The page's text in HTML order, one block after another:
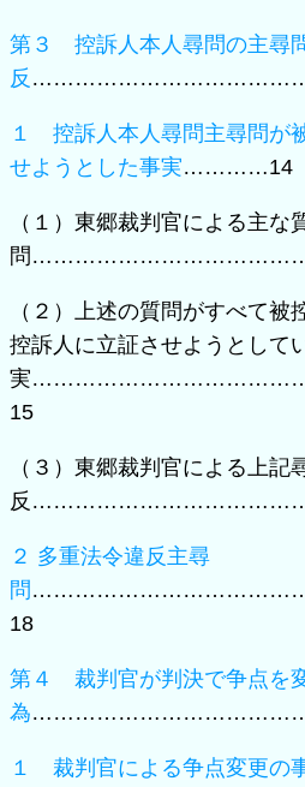
第３ 控訴人本人尋問の主尋
反
１ 控訴人本人尋問主尋問が
せようとした事実…………14
（１）東郷裁判官による主な
問
（２）上述の質問がすべて被
控訴人に立証させようとして
実
15
（３）東郷裁判官による上記
反
２ 多重法令違反主尋
問
18
第４ 裁判官が判決で争点を
為
１ 裁判官による争点変更の